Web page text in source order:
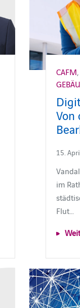
CAFM,
Von
15.
im
Flut…